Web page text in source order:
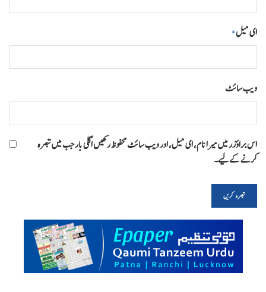
ای میل*
ویب‌ سائٹ
اس براؤزر میں میرا نام، ای میل، اور ویب سائٹ محفوظ رکھیں اگلی بار جب میں تبصرہ
کرنے کےلیے۔